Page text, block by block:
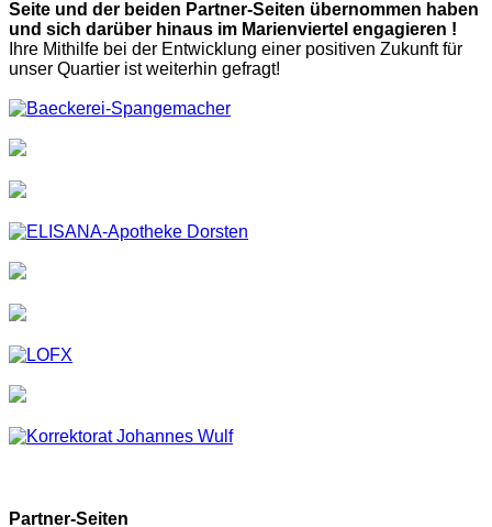
Seite und der beiden Partner-Seiten übernommen haben
und sich darüber hinaus im Marienviertel engagieren !
Ihre Mithilfe bei der Entwicklung einer positiven Zukunft für
unser Quartier ist weiterhin gefragt!
Partner-Seiten